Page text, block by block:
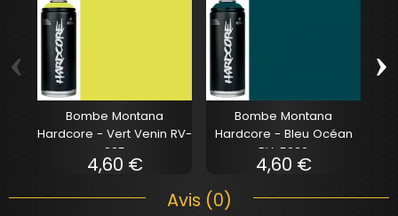
Bombe Montana
Hardcore - Vert Venin RV-
235
4,60 €
Bombe Montana
Hardcore - Bleu Océan
RV-5020
4,60 €
‹ ›
Avis (0)